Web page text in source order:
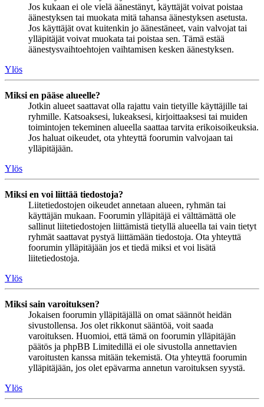
Jos kukaan ei ole vielä äänestänyt, käyttäjät voivat poistaa
äänestyksen tai muokata mitä tahansa äänestyksen asetusta.
Jos käyttäjät ovat kuitenkin jo äänestäneet, vain valvojat tai
ylläpitäjät voivat muokata tai poistaa sen. Tämä estää
äänestysvaihtoehtojen vaihtamisen kesken äänestyksen.
Ylös
Miksi en pääse alueelle?
Jotkin alueet saattavat olla rajattu vain tietyille käyttäjille tai
ryhmille. Katsoaksesi, lukeaksesi, kirjoittaaksesi tai muiden
toimintojen tekeminen alueella saattaa tarvita erikoisoikeuksia.
Jos haluat oikeudet, ota yhteyttä foorumin valvojaan tai
ylläpitäjään.
Ylös
Miksi en voi liittää tiedostoja?
Liitetiedostojen oikeudet annetaan alueen, ryhmän tai
käyttäjän mukaan. Foorumin ylläpitäjä ei välttämättä ole
sallinut liitetiedostojen liittämistä tietyllä alueella tai vain tietyt
ryhmät saattavat pystyä liittämään tiedostoja. Ota yhteyttä
foorumin ylläpitäjään jos et tiedä miksi et voi lisätä
liitetiedostoja.
Ylös
Miksi sain varoituksen?
Jokaisen foorumin ylläpitäjällä on omat säännöt heidän
sivustollensa. Jos olet rikkonut sääntöä, voit saada
varoituksen. Huomioi, että tämä on foorumin ylläpitäjän
päätös ja phpBB Limitedillä ei ole sivustolla annettavien
varoitusten kanssa mitään tekemistä. Ota yhteyttä foorumin
ylläpitäjään, jos olet epävarma annetun varoituksen syystä.
Ylös